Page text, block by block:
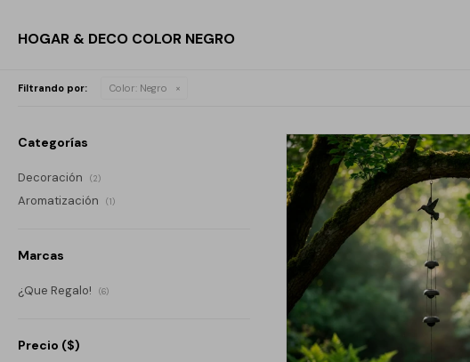
HOGAR & DECO COLOR NEGRO
Filtrando por: Color: Negro
Categorías
Decoración (2)
Aromatización (1)
Marcas
¿Que Regalo! (6)
Precio ($)